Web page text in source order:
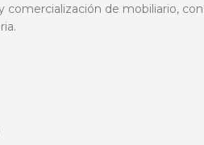
comercialización de mobiliario, con